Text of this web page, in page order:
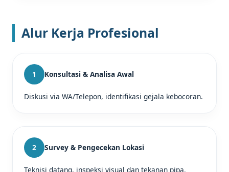
Alur Kerja Profesional
1 Konsultasi & Analisa Awal
Diskusi via WA/Telepon, identifikasi gejala kebocoran.
2 Survey & Pengecekan Lokasi
Teknisi datang, inspeksi visual dan tekanan pipa.